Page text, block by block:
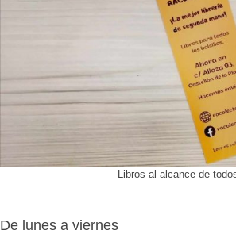
Libros al alcance de
De lunes a viernes